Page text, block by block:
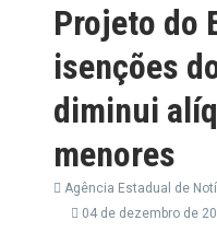
Projeto do
isenções
diminui
menores
Agência Estadual de
04 de dezembro de